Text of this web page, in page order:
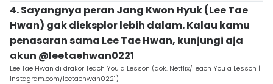
4. Sayangnya peran Jang Kwon Hyuk (Lee Tae
Hwan) gak dieksplor lebih dalam. Kalau kamu
penasaran sama Lee Tae Hwan, kunjungi aja
akun @leetaehwan0221
Lee Tae Hwan di drakor Teach You a Lesson (dok. Netflix/Teach You a Lesson |
Instagram.com/leetaehwan0221)